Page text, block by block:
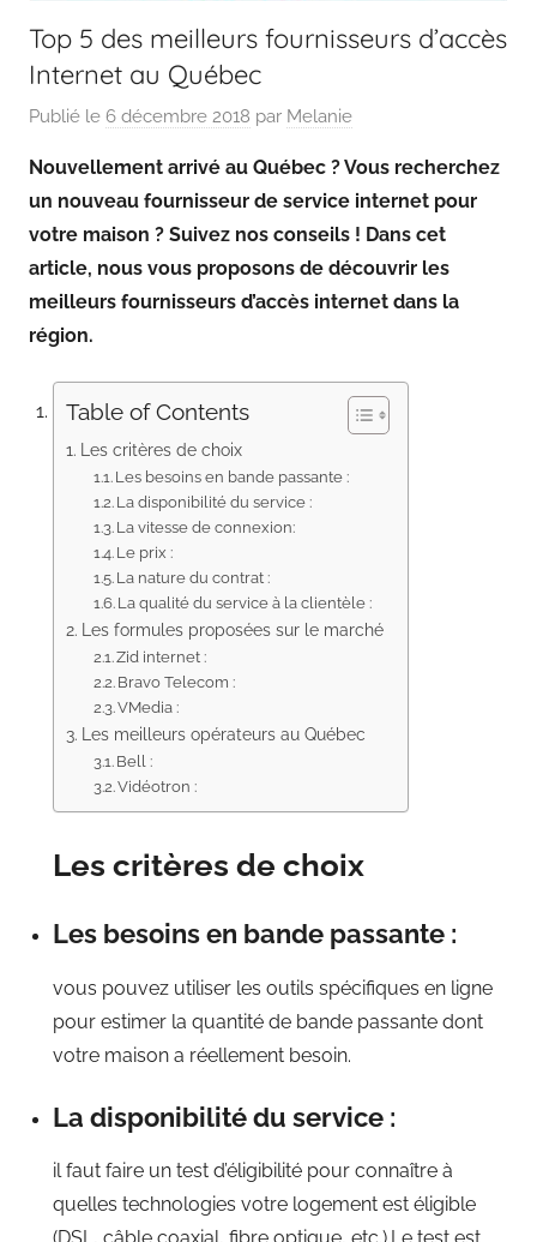
Top 5 des meilleurs fournisseurs d’accès
Internet au Québec
Publié le 6 décembre 2018 par Melanie
Nouvellement arrivé au Québec ? Vous recherchez
un nouveau fournisseur de service internet pour
votre maison ? Suivez nos conseils ! Dans cet
article, nous vous proposons de découvrir les
meilleurs fournisseurs d’accès internet dans la
région.
Table of Contents
Les critères de choix
Les besoins en bande passante :
La disponibilité du service :
La vitesse de connexion:
Le prix :
La nature du contrat :
La qualité du service à la clientèle :
Les formules proposées sur le marché
Zid internet :
Bravo Telecom :
VMedia :
Les meilleurs opérateurs au Québec
Bell :
Vidéotron :
Les critères de choix
Les besoins en bande passante :
vous pouvez utiliser les outils spécifiques en ligne
pour estimer la quantité de bande passante dont
votre maison a réellement besoin.
La disponibilité du service :
il faut faire un test d’éligibilité pour connaître à
quelles technologies votre logement est éligible